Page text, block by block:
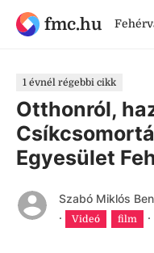
fmc.hu
1 évnél régebbi cikk
Otthonról,
Egyesület
Szabó Miklós
·
Videó film ·